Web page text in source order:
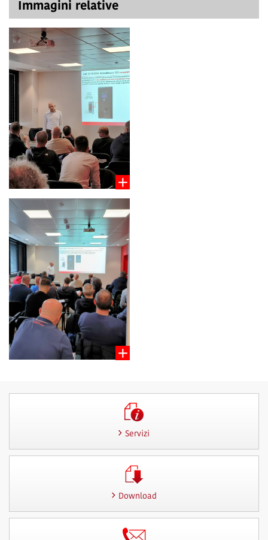
Immagini relative
Servizi
Download